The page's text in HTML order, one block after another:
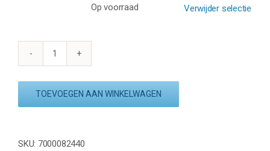
Op voorraad Verwijder selectie
YONEX
16461EX
aantal
TOEVOEGEN AAN WINKELWAGEN
SKU: 7000082440